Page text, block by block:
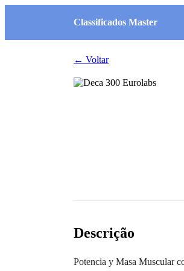
Classificados Master
← Voltar
Descrição
Potencia y Masa Muscular